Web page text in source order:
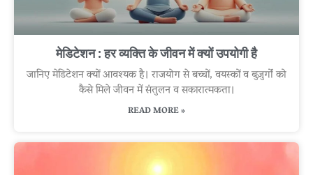
मेडिटेशन : हर व्यक्ति के जीवन में क्यों उपयोगी है
जानिए मेडिटेशन क्यों आवश्यक है। राजयोग से बच्चों, वयस्कों व बुज़ुर्गों को
कैसे मिले जीवन में संतुलन व सकारात्मकता।
READ MORE »